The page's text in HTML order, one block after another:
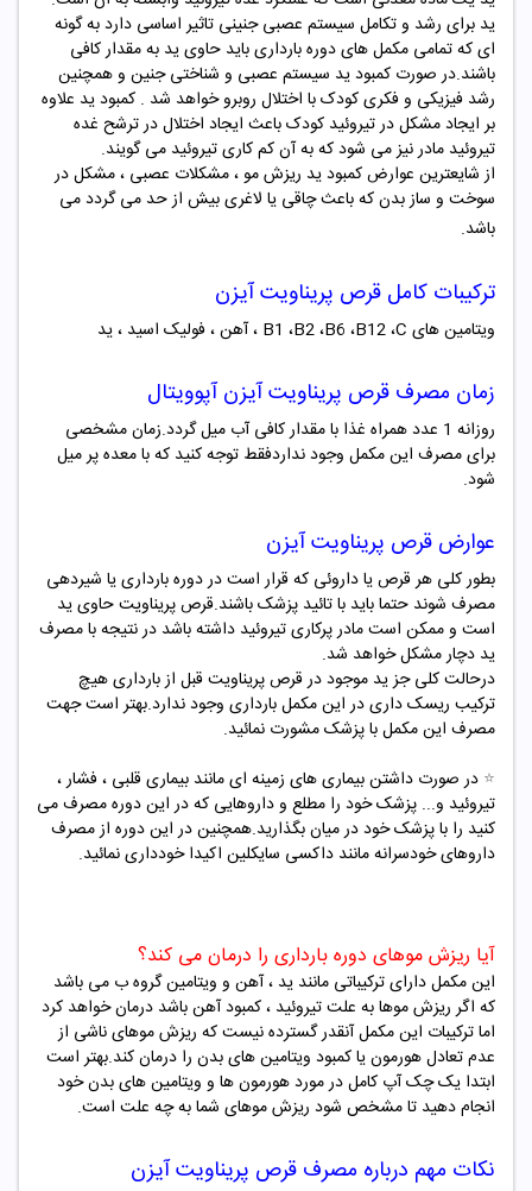
ید برای رشد و تکامل سیستم عصبی جنینی تاثیر اساسی دارد به گونه
ای که تمامی مکمل های دوره بارداری باید حاوی ید به مقدار کافی
باشند.در صورت کمبود ید سیستم عصبی و شناختی جنین و همچنین
رشد فیزیکی و فکری کودک با اختلال روبرو خواهد شد . کمبود ید علاوه
بر ایجاد مشکل در تیروئید کودک باعث ایجاد اختلال در ترشح غده
تیروئید مادر نیز می شود که به آن کم کاری تیروئید می گویند.
از شایعترین عوارض کمبود ید ریزش مو ، مشکلات عصبی ، مشکل در
سوخت و ساز بدن که باعث چاقی یا لاغری بیش از حد می گردد می
باشد.
ترکیبات کامل قرص پریناویت آیزن
ویتامین های B1 ،B2 ،B6 ،B12 ،C ، آهن ، فولیک اسید ، ید
زمان مصرف قرص پریناویت آیزن آپوویتال
روزانه 1 عدد همراه غذا با مقدار کافی آب میل گردد.زمان مشخصی
برای مصرف این مکمل وجود نداردفقط توجه کنید که با معده پر میل
شود.
عوارض قرص پریناویت آیزن
بطور کلی هر قرص یا داروئی که قرار است در دوره بارداری یا شیردهی
مصرف شوند حتما باید با تائید پزشک باشند.قرص پریناویت حاوی ید
است و ممکن است مادر پرکاری تیروئید داشته باشد در نتیجه با مصرف
ید دچار مشکل خواهد شد.
درحالت کلی جز ید موجود در قرص پریناویت قبل از بارداری هیچ
ترکیب ریسک داری در این مکمل بارداری وجود ندارد.بهتر است جهت
مصرف این مکمل با پزشک مشورت نمائید.
⭐️ در صورت داشتن بیماری های زمینه ای مانند بیماری قلبی ، فشار ،
تیروئید و... پزشک خود را مطلع و داروهایی که در این دوره مصرف می
کنید را با پزشک خود در میان بگذارید.همچنین در این دوره از مصرف
داروهای خودسرانه مانند داکسی سایکلین اکیدا خودداری نمائید.
آیا ریزش موهای دوره بارداری را درمان می کند؟
این مکمل دارای ترکیباتی مانند ید ، آهن و ویتامین گروه ب می باشد
که اگر ریزش موها به علت تیروئید ، کمبود آهن باشد درمان خواهد کرد
اما ترکیبات این مکمل آنقدر گسترده نیست که ریزش موهای ناشی از
عدم تعادل هورمون یا کمبود ویتامین های بدن را درمان کند.بهتر است
ابتدا یک چک آپ کامل در مورد هورمون ها و ویتامین های بدن خود
انجام دهید تا مشخص شود ریزش موهای شما به چه علت است.
نکات مهم درباره مصرف قرص پریناویت آیزن